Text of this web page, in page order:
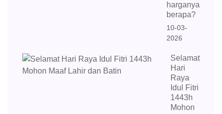
harganya
berapa?
10-03-
2026
Selamat
Hari
Raya
Idul Fitri
1443h
Mohon